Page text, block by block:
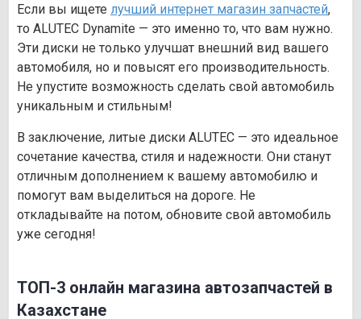
Если вы ищете лучший интернет магазин запчастей,
то ALUTEC Dynamite — это именно то, что вам нужно.
Эти диски не только улучшат внешний вид вашего
автомобиля, но и повысят его производительность.
Не упустите возможность сделать свой автомобиль
уникальным и стильным!
В заключение, литые диски ALUTEC — это идеальное
сочетание качества, стиля и надежности. Они станут
отличным дополнением к вашему автомобилю и
помогут вам выделиться на дороге. Не
откладывайте на потом, обновите свой автомобиль
уже сегодня!
ТОП-3 онлайн магазина автозапчастей в
Казахстане